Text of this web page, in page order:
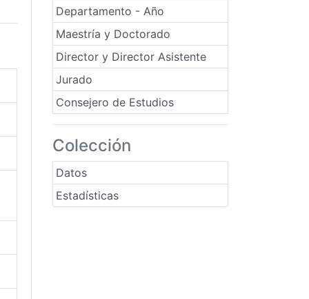
Departamento - Año
Maestría y Doctorado
Director y Director Asistente
Jurado
Consejero de Estudios
Colección
Datos
Estadísticas